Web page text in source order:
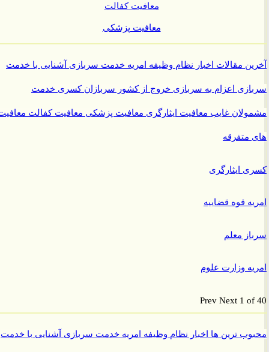
معافیت کفالت
معافیت پزشکی
مقالاتاخبار نظام وظیفهامریهخدمت سربازیآشنایی با خدمت
اعزام به سربازیخروج از کشور سربازانکسری خدمت
غایبمعافیت ایثارگریمعافیت پزشکیمعافیت کفالتمعافیت
متفرقه
ایثارگری
قوه قضاییه
معلم
وزارت علوم
PrevNext 1
ترین هااخبار نظام وظیفهامریهخدمت سربازیآشنایی با خدمت